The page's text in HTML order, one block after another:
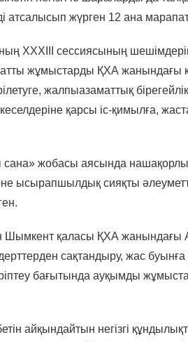
атсалысып жүрген 12 ана
ХХХІІІ сессиясының
жұмыстарды ҚХА жанындағы
жалпыазаматтық
қарсы іс-қимылға,
жобасы аясында
ысырапшылдық сияқты
Шымкент қаласы ҚХА жанындағы
сақтандыру, жас
бағытында ауқымды
айқындайтын негізгі